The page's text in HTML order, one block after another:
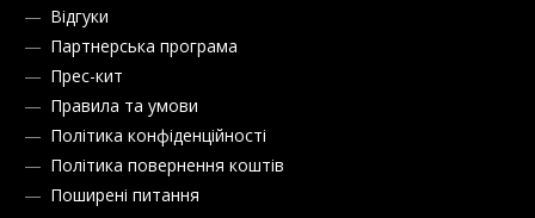
Відгуки
Партнерська програма
Прес-кит
Правила та умови
Політика конфіденційності
Політика повернення коштів
Поширені питання